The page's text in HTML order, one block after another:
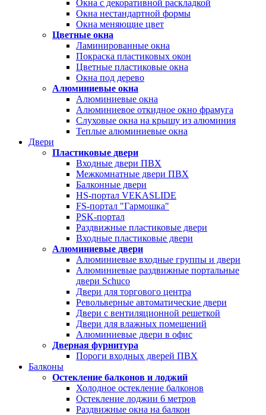
Окна с декоративной раскладкой
Окна нестандартной формы
Окна меняющие цвет
Цветные окна
Ламинированные окна
Покраска пластиковых окон
Цветные пластиковые окна
Окна под дерево
Алюминиевые окна
Алюминиевые окна
Алюминиевое откидное окно фрамуга
Слуховые окна на крышу из алюминия
Теплые алюминиевые окна
Двери
Пластиковые двери
Входные двери ПВХ
Межкомнатные двери ПВХ
Балконные двери
HS-портал VEKASLIDE
FS-портал "Гармошка"
PSK-портал
Раздвижные пластиковые двери
Входные пластиковые двери
Алюминиевые двери
Алюминиевые входные группы и двери
Алюминиевые раздвижные портальные
двери Schuco
Двери для торгового центра
Револьверные автоматические двери
Двери с вентиляционной решеткой
Двери для влажных помещений
Алюминиевые двери в офис
Дверная фурнитура
Пороги входных дверей ПВХ
Балконы
Остекление балконов и лоджий
Холодное остекление балконов
Остекление лоджии 6 метров
Раздвижные окна на балкон